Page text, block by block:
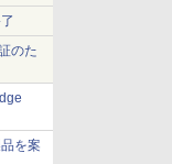
のた
を案